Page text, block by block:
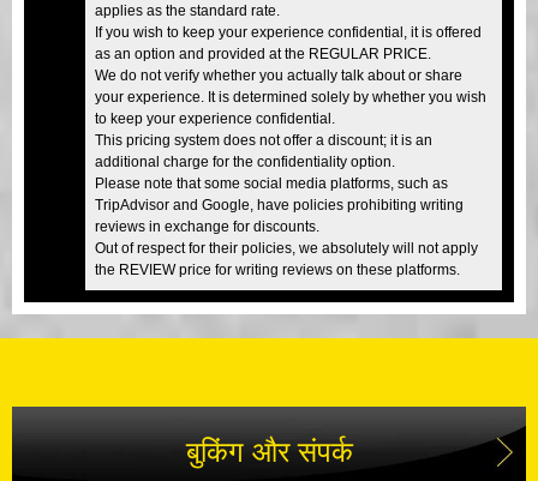
applies as the standard rate.
If you wish to keep your experience confidential, it is offered
as an option and provided at the REGULAR PRICE.
We do not verify whether you actually talk about or share
your experience. It is determined solely by whether you wish
to keep your experience confidential.
This pricing system does not offer a discount; it is an
additional charge for the confidentiality option.
Please note that some social media platforms, such as
TripAdvisor and Google, have policies prohibiting writing
reviews in exchange for discounts.
Out of respect for their policies, we absolutely will not apply
the REVIEW price for writing reviews on these platforms.
बुकिंग और संपर्क